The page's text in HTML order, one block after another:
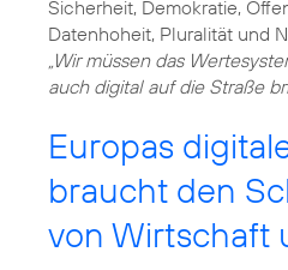
Sicherheit, Demokratie,
Datenhoheit, Pluralität und
„Wir müssen das
auch digital auf die Straße
Europas
braucht den
von Wirtschaft